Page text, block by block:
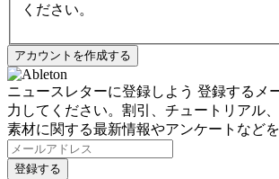
ください。
ニュースレターに登録しよう 登録するメ
力してください。割引、チュートリアル
素材に関する最新情報やアンケートなどを